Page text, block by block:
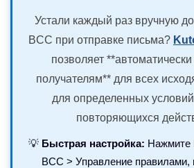
Устали каждый раз вручную
BCC при отправке письма?
позволяет
получателям** для всех
для определенных
повторяющихся
💡 Быстрая настройка: Нажмите
BCC > Управление правилами,